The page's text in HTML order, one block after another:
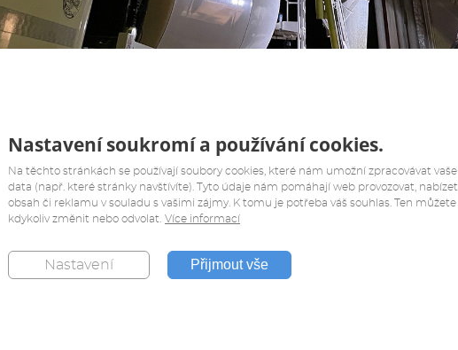
Nastavení soukromí a používání cookies.
Na těchto stránkách se používají soubory cookies, které nám umožní zpracovávat vaše
data (např. které stránky navštívíte). Tyto údaje nám pomáhají web provozovat, nabízet
obsah či reklamu v souladu s vašimi zájmy. K tomu je potřeba váš souhlas. Ten můžete
kdykoliv změnit nebo odvolat. Více informací
Nastavení Přijmout vše